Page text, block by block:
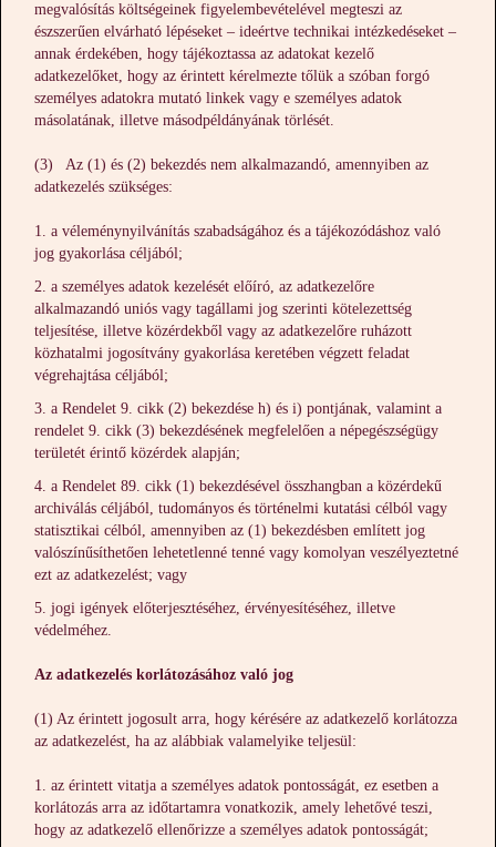
megvalósítás költségeinek figyelembevételével megteszi az
észszerűen elvárható lépéseket – ideértve technikai intézkedéseket –
annak érdekében, hogy tájékoztassa az adatokat kezelő
adatkezelőket, hogy az érintett kérelmezte tőlük a szóban forgó
személyes adatokra mutató linkek vagy e személyes adatok
másolatának, illetve másodpéldányának törlését.
(3) Az (1) és (2) bekezdés nem alkalmazandó, amennyiben az
adatkezelés szükséges:
a véleménynyilvánítás szabadságához és a tájékozódáshoz való
jog gyakorlása céljából;
a személyes adatok kezelését előíró, az adatkezelőre
alkalmazandó uniós vagy tagállami jog szerinti kötelezettség
teljesítése, illetve közérdekből vagy az adatkezelőre ruházott
közhatalmi jogosítvány gyakorlása keretében végzett feladat
végrehajtása céljából;
a Rendelet 9. cikk (2) bekezdése h) és i) pontjának, valamint a
rendelet 9. cikk (3) bekezdésének megfelelően a népegészségügy
területét érintő közérdek alapján;
a Rendelet 89. cikk (1) bekezdésével összhangban a közérdekű
archiválás céljából, tudományos és történelmi kutatási célból vagy
statisztikai célból, amennyiben az (1) bekezdésben említett jog
valószínűsíthetően lehetetlenné tenné vagy komolyan veszélyeztetné
ezt az adatkezelést; vagy
jogi igények előterjesztéséhez, érvényesítéséhez, illetve
védelméhez.
Az adatkezelés korlátozásához való jog
(1) Az érintett jogosult arra, hogy kérésére az adatkezelő korlátozza
az adatkezelést, ha az alábbiak valamelyike teljesül:
az érintett vitatja a személyes adatok pontosságát, ez esetben a
korlátozás arra az időtartamra vonatkozik, amely lehetővé teszi,
hogy az adatkezelő ellenőrizze a személyes adatok pontosságát;